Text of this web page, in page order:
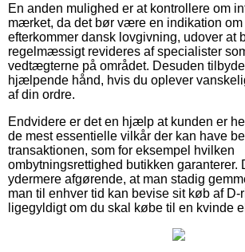
En anden mulighed er at kontrollere om
mærket, da det bør være en indikation om
efterkommer dansk lovgivning, udover at
regelmæssigt revideres af specialister
vedtægterne på området. Desuden
hjælpende hånd, hvis du oplever
af din ordre.
Endvidere er det en hjælp at kunden er
de mest essentielle vilkår der kan have
transaktionen, som for eksempel hvilken
ombytningsrettighed butikken garanterer.
ydermere afgørende, at man stadig
man til enhver tid kan bevise sit køb af D-
ligegyldigt om du skal købe til en kvinde